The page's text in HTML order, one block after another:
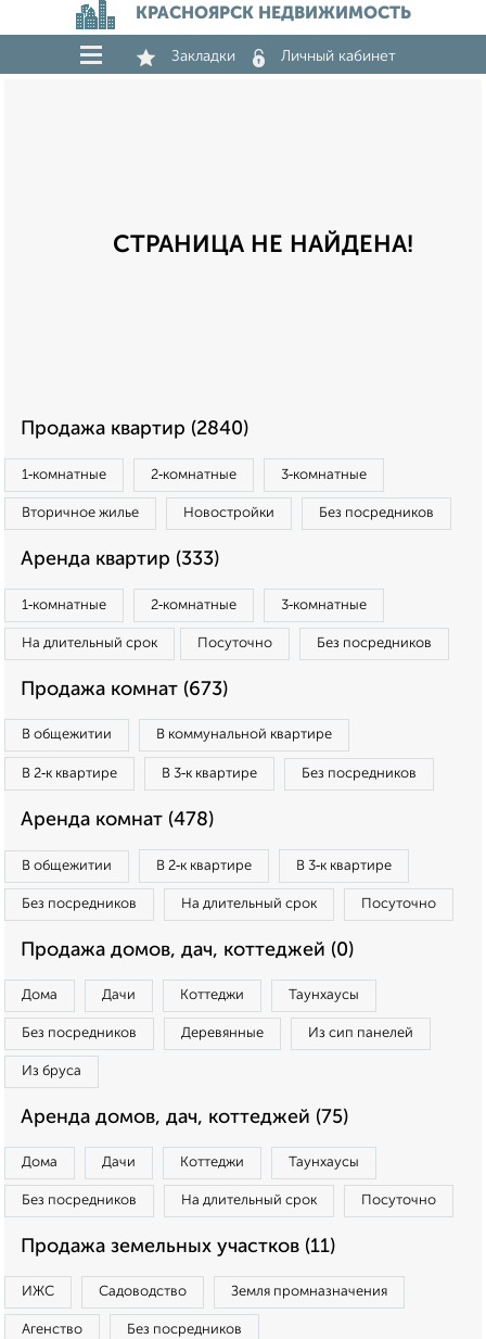
КРАСНОЯРСК НЕДВИЖИМОСТЬ
Закладки Личный кабинет
СТРАНИЦА НЕ НАЙДЕНА!
Продажа квартир (2840)
1‑комнатные 2‑комнатные 3‑комнатные
Вторичное жилье Новостройки Без посредников
Аренда квартир (333)
1‑комнатные 2‑комнатные 3‑комнатные
На длительный срок Посуточно Без посредников
Продажа комнат (673)
В общежитии В коммунальной квартире
В 2‑к квартире В 3‑к квартире Без посредников
Аренда комнат (478)
В общежитии В 2‑к квартире В 3‑к квартире
Без посредников На длительный срок Посуточно
Продажа домов, дач, коттеджей (0)
Дома Дачи Коттеджи Таунхаусы
Без посредников Деревянные Из сип панелей
Из бруса
Аренда домов, дач, коттеджей (75)
Дома Дачи Коттеджи Таунхаусы
Без посредников На длительный срок Посуточно
Продажа земельных участков (11)
ИЖС Садоводство Земля промназначения
Агенство Без посредников